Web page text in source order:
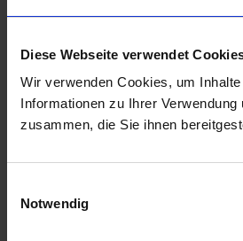
Diese Webseite verwendet
Wir verwenden Cookies, um
Informationen zu Ihrer
zusammen, die Sie ihnen
Notwendig